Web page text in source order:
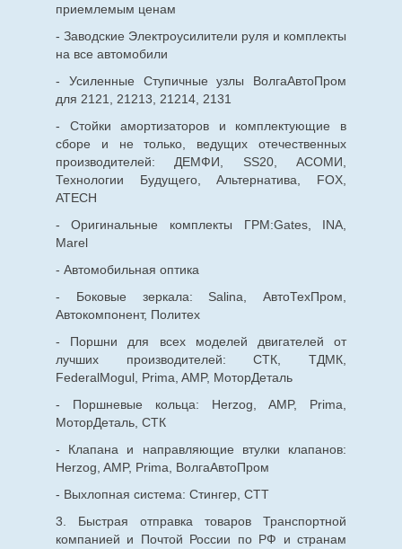
приемлемым ценам
- Заводские Электроусилители руля и комплекты
на все автомобили
- Усиленные Ступичные узлы ВолгаАвтоПром
для 2121, 21213, 21214, 2131
- Стойки амортизаторов и комплектующие в
сборе и не только, ведущих отечественных
производителей: ДЕМФИ, SS20, АСОМИ,
Технологии Будущего, Альтернатива, FOX,
ATECH
- Оригинальные комплекты ГРМ:Gates, INA,
Marel
- Автомобильная оптика
- Боковые зеркала: Salina, АвтоТехПром,
Автокомпонент, Политех
- Поршни для всех моделей двигателей от
лучших производителей: СТК, ТДМК,
FederalMogul, Prima, AMP, МоторДеталь
- Поршневые кольца: Herzog, AMP, Prima,
МоторДеталь, СТК
- Клапана и направляющие втулки клапанов:
Herzog, AMP, Prima, ВолгаАвтоПром
- Выхлопная система: Стингер, СТТ
3. Быстрая отправка товаров Транспортной
компанией и Почтой России по РФ и странам